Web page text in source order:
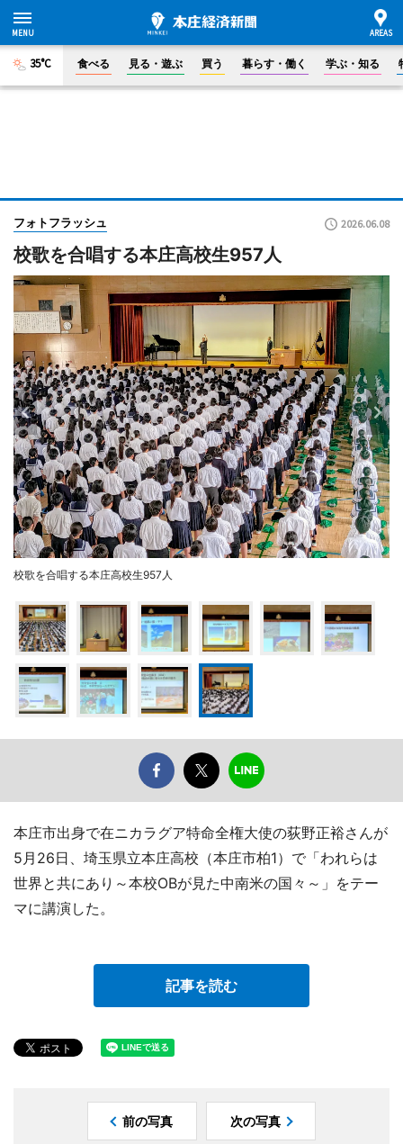
35°C 食べる 見る・遊ぶ 買う 暮らす・働く 学ぶ・知る
フォトフラッシュ 2026.06.08
校歌を合唱する本庄高校生957人
校歌を合唱する本庄高校生957人
本庄市出身で在ニカラグア特命全権大使の荻野正裕さんが
5月26日、埼玉県立本庄高校（本庄市柏1）で「われらは
世界と共にあり～本校OBが見た中南米の国々～」をテー
マに講演した。
記事を読む
前の写真 次の写真